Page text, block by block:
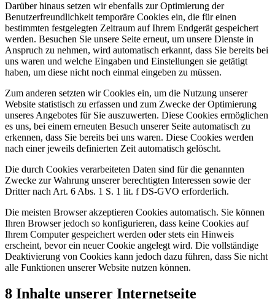
Darüber hinaus setzen wir ebenfalls zur Optimierung der
Benutzerfreundlichkeit temporäre Cookies ein, die für einen
bestimmten festgelegten Zeitraum auf Ihrem Endgerät gespeichert
werden. Besuchen Sie unsere Seite erneut, um unsere Dienste in
Anspruch zu nehmen, wird automatisch erkannt, dass Sie bereits bei
uns waren und welche Eingaben und Einstellungen sie getätigt
haben, um diese nicht noch einmal eingeben zu müssen.
Zum anderen setzten wir Cookies ein, um die Nutzung unserer
Website statistisch zu erfassen und zum Zwecke der Optimierung
unseres Angebotes für Sie auszuwerten. Diese Cookies ermöglichen
es uns, bei einem erneuten Besuch unserer Seite automatisch zu
erkennen, dass Sie bereits bei uns waren. Diese Cookies werden
nach einer jeweils definierten Zeit automatisch gelöscht.
Die durch Cookies verarbeiteten Daten sind für die genannten
Zwecke zur Wahrung unserer berechtigten Interessen sowie der
Dritter nach Art. 6 Abs. 1 S. 1 lit. f DS-GVO erforderlich.
Die meisten Browser akzeptieren Cookies automatisch. Sie können
Ihren Browser jedoch so konfigurieren, dass keine Cookies auf
Ihrem Computer gespeichert werden oder stets ein Hinweis
erscheint, bevor ein neuer Cookie angelegt wird. Die vollständige
Deaktivierung von Cookies kann jedoch dazu führen, dass Sie nicht
alle Funktionen unserer Website nutzen können.
8 Inhalte unserer Internetseite